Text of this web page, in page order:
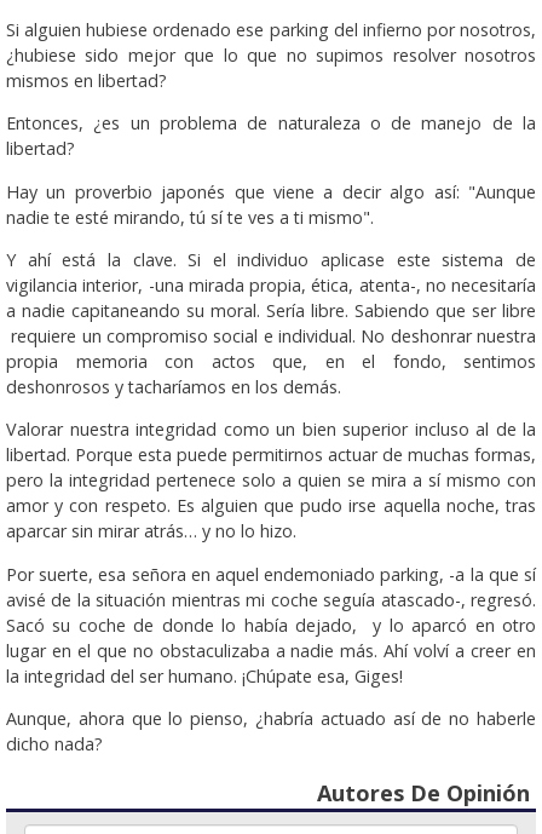
Si alguien hubiese ordenado ese parking del infierno por nosotros,
¿hubiese sido mejor que lo que no supimos resolver nosotros
mismos en libertad?
Entonces, ¿es un problema de naturaleza o de manejo de la
libertad?
Hay un proverbio japonés que viene a decir algo así: "Aunque
nadie te esté mirando, tú sí te ves a ti mismo".
Y ahí está la clave. Si el individuo aplicase este sistema de
vigilancia interior, -una mirada propia, ética, atenta-, no necesitaría
a nadie capitaneando su moral. Sería libre. Sabiendo que ser libre
requiere un compromiso social e individual. No deshonrar nuestra
propia memoria con actos que, en el fondo, sentimos
deshonrosos y tacharíamos en los demás.
Valorar nuestra integridad como un bien superior incluso al de la
libertad. Porque esta puede permitirnos actuar de muchas formas,
pero la integridad pertenece solo a quien se mira a sí mismo con
amor y con respeto. Es alguien que pudo irse aquella noche, tras
aparcar sin mirar atrás… y no lo hizo.
Por suerte, esa señora en aquel endemoniado parking, -a la que sí
avisé de la situación mientras mi coche seguía atascado-, regresó.
Sacó su coche de donde lo había dejado, y lo aparcó en otro
lugar en el que no obstaculizaba a nadie más. Ahí volví a creer en
la integridad del ser humano. ¡Chúpate esa, Giges!
Aunque, ahora que lo pienso, ¿habría actuado así de no haberle
dicho nada?
Autores De Opinión